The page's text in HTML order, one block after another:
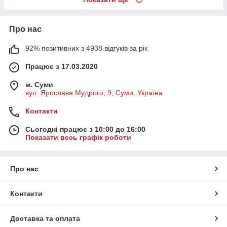
Про нас
92% позитивних з 4938 відгуків за рік
Працює з 17.03.2020
м. Суми
вул. Ярослава Мудрого, 9, Суми, Україна
Контакти
Сьогодні працює з 10:00 до 16:00
Показати весь графік роботи
Про нас
Контакти
Доставка та оплата